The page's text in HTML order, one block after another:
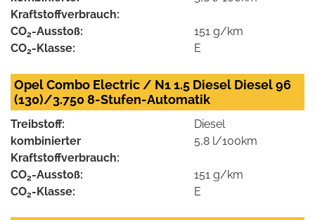
Kraftstoffverbrauch:
CO2-Ausstoß:
151 g/km
CO2-Klasse: E
Opel Combo Electric / N1 1.5 Diesel Diesel 96
(130)/3.750 8-Stufen-Automatik
Treibstoff:
Diesel
kombinierter
Kraftstoffverbrauch:
5,8 l/100km
CO2-Ausstoß:
151 g/km
CO2-Klasse: E